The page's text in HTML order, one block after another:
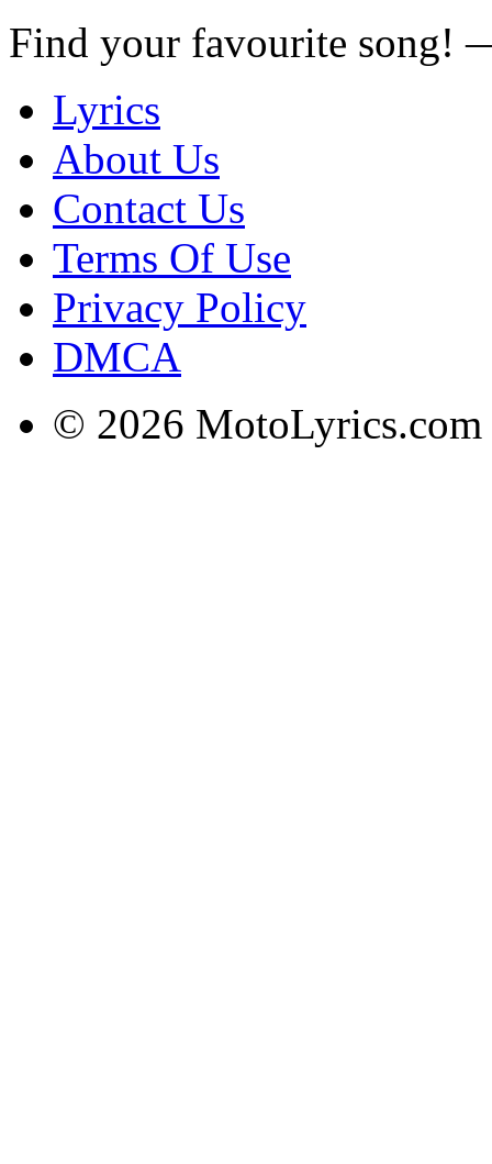
Find your favourite song!
Lyrics
About Us
Contact Us
Terms Of Use
Privacy Policy
DMCA
© 2026 MotoLyrics.com